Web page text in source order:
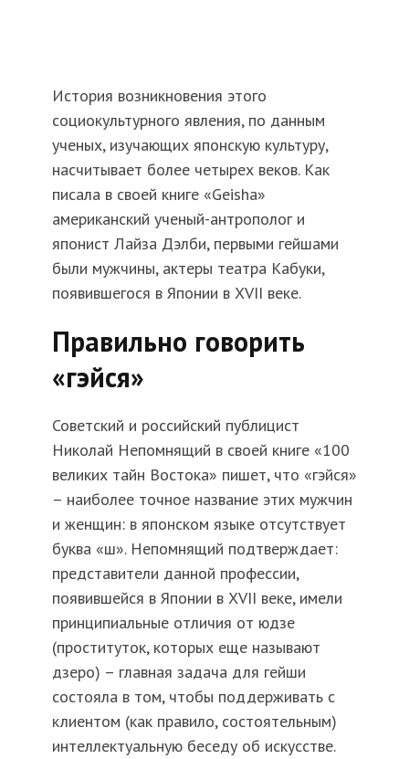
История возникновения этого
социокультурного явления, по данным
ученых, изучающих японскую культуру,
насчитывает более четырех веков. Как
писала в своей книге «Geisha»
американский ученый-антрополог и
японист Лайза Дэлби, первыми гейшами
были мужчины, актеры театра Кабуки,
появившегося в Японии в XVII веке.
Правильно говорить
«гэйся»
Советский и российский публицист
Николай Непомнящий в своей книге «100
великих тайн Востока» пишет, что «гэйся»
– наиболее точное название этих мужчин
и женщин: в японском языке отсутствует
буква «ш». Непомнящий подтверждает:
представители данной профессии,
появившейся в Японии в XVII веке, имели
принципиальные отличия от юдзе
(проституток, которых еще называют
дзеро) – главная задача для гейши
состояла в том, чтобы поддерживать с
клиентом (как правило, состоятельным)
интеллектуальную беседу об искусстве.